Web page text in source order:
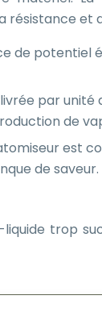
et
de
par
de
est
de
trop